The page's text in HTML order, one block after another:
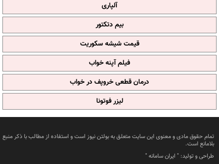
آلپاری
بیم دتکتور
قیمت شیشه سکوریت
فیلم آپنه خواب
درمان قطعی خروپف در خواب
لیزر فوتونا
تمام حقوق مادی و معنوی این سایت متعلق به بولتن نیوز است و استفاده از مطالب با ذکر منبع
بلامانع است.
طراحی و تولید: " ایران سامانه"